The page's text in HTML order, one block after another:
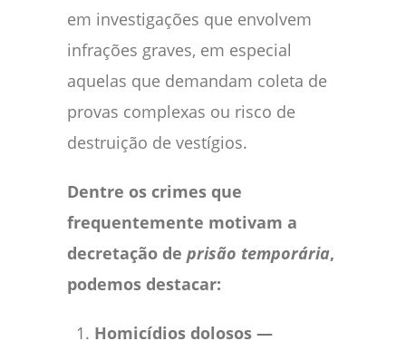
em investigações que envolvem
infrações graves, em especial
aquelas que demandam coleta de
provas complexas ou risco de
destruição de vestígios.
Dentre os crimes que
frequentemente motivam a
decretação de prisão temporária,
podemos destacar:
Homicídios dolosos —